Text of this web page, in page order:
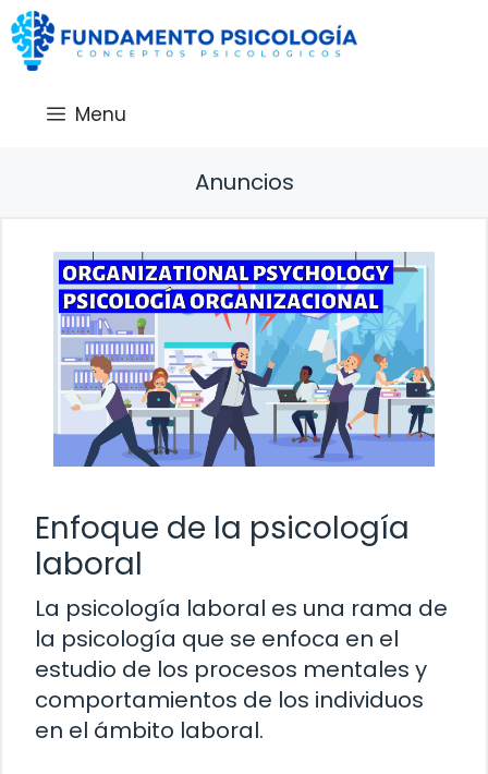
Saltar
al
contenido
Menu
Anuncios
Enfoque de la psicología
laboral
La psicología laboral es una rama de
la psicología que se enfoca en el
estudio de los procesos mentales y
comportamientos de los individuos
en el ámbito laboral.